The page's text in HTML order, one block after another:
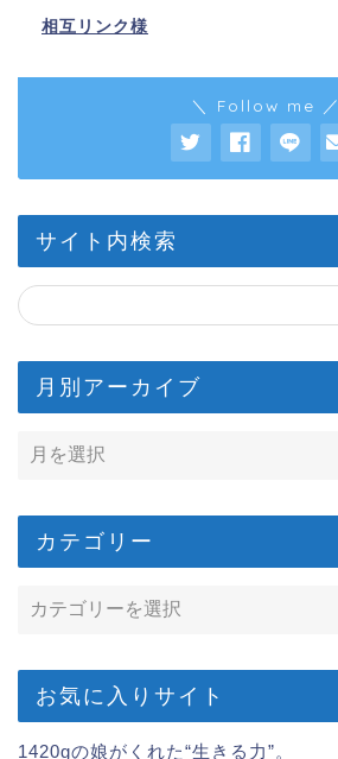
相互リンク様
＼ Follow me ／
サイト内検索
月別アーカイブ
カテゴリー
お気に入りサイト
1420gの娘がくれた“生きる力”。